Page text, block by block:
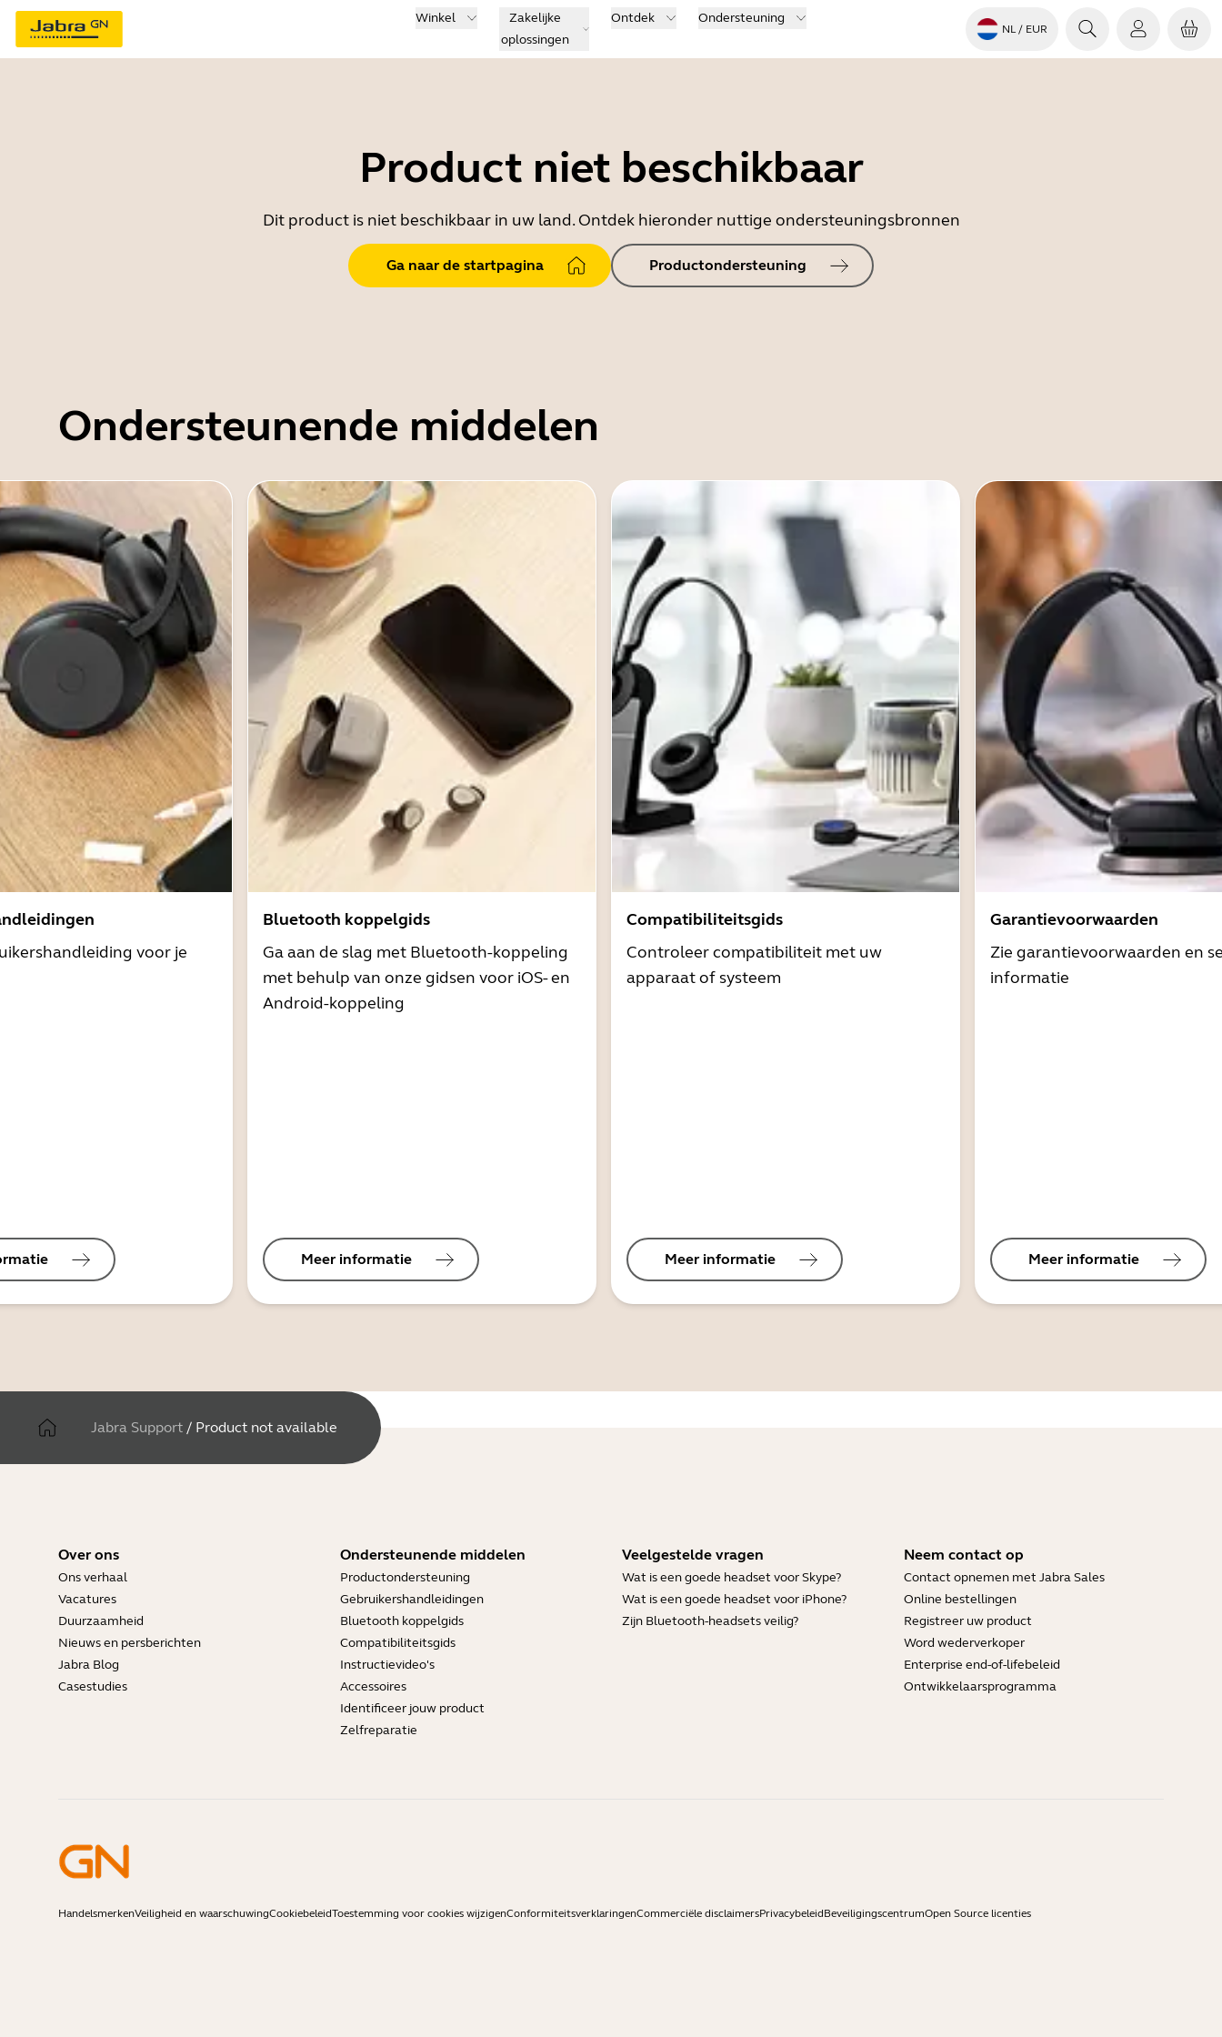
Winkel
Zakelijke
oplossingen
Ontdek Ondersteuning
NL / EUR
Product niet beschikbaar
Dit product is niet beschikbaar in uw land. Ontdek hieronder nuttige ondersteuningsbronnen
Ga naar de startpagina Productondersteuning
Ondersteunende middelen
voor je
Bluetooth koppelgids
Ga aan de slag met Bluetooth-koppeling
met behulp van onze gidsen voor iOS- en
Android-koppeling
Meer informatie
Compatibiliteitsgids
Controleer compatibiliteit met uw
apparaat of systeem
Meer informatie
Garantievoorwaarden
Zie garantievoorwaarden en
informatie
Meer informatie
Jabra Support / Product not available
Over ons
Ons verhaal
Vacatures
Duurzaamheid
Nieuws en persberichten
Jabra Blog
Casestudies
Ondersteunende middelen
Productondersteuning
Gebruikershandleidingen
Bluetooth koppelgids
Compatibiliteitsgids
Instructievideo's
Accessoires
Identificeer jouw product
Zelfreparatie
Veelgestelde vragen
Wat is een goede headset voor Skype?
Wat is een goede headset voor iPhone?
Zijn Bluetooth-headsets veilig?
Neem contact op
Contact opnemen met Jabra Sales
Online bestellingen
Registreer uw product
Word wederverkoper
Enterprise end-of-lifebeleid
Ontwikkelaarsprogramma
HandelsmerkenVeiligheid en waarschuwingCookiebeleidToestemming voor cookies wijzigenConformiteitsverklaringenCommerciële disclaimersPrivacybeleidBeveiligingscentrumOpen Source licenties